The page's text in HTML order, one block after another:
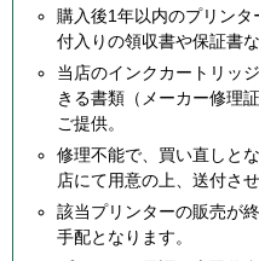
購入後1年以内のプリン
付入りの領収書や保証書
当店のインクカートリッ
きる書類（メーカー修理
ご提供。
修理不能で、買い直しと
店にて用意の上、送付さ
該当プリンターの販売が
手配となります。